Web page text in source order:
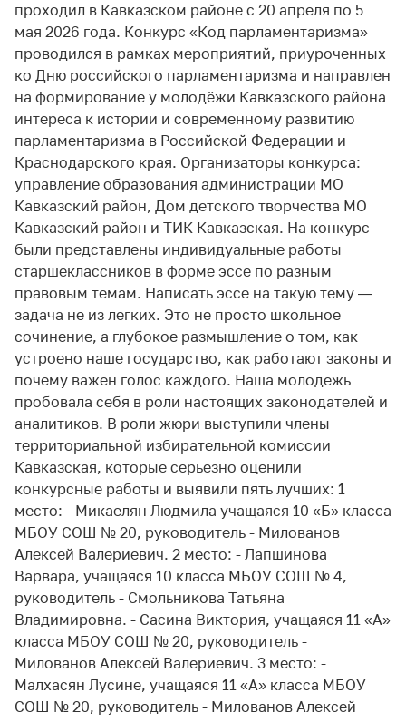
проходил в Кавказском районе с 20 апреля по 5
мая 2026 года. Конкурс «Код парламентаризма»
проводился в рамках мероприятий, приуроченных
ко Дню российского парламентаризма и направлен
на формирование у молодёжи Кавказского района
интереса к истории и современному развитию
парламентаризма в Российской Федерации и
Краснодарского края. Организаторы конкурса:
управление образования администрации МО
Кавказский район, Дом детского творчества МО
Кавказский район и ТИК Кавказская. На конкурс
были представлены индивидуальные работы
старшеклассников в форме эссе по разным
правовым темам. Написать эссе на такую тему —
задача не из легких. Это не просто школьное
сочинение, а глубокое размышление о том, как
устроено наше государство, как работают законы и
почему важен голос каждого. Наша молодежь
пробовала себя в роли настоящих законодателей и
аналитиков. В роли жюри выступили члены
территориальной избирательной комиссии
Кавказская, которые серьезно оценили
конкурсные работы и выявили пять лучших: 1
место: - Микаелян Людмила учащаяся 10 «Б» класса
МБОУ СОШ № 20, руководитель - Милованов
Алексей Валериевич. 2 место: - Лапшинова
Варвара, учащаяся 10 класса МБОУ СОШ № 4,
руководитель - Смольникова Татьяна
Владимировна. - Сасина Виктория, учащаяся 11 «А»
класса МБОУ СОШ № 20, руководитель -
Милованов Алексей Валериевич. 3 место: -
Малхасян Лусине, учащаяся 11 «А» класса МБОУ
СОШ № 20, руководитель - Милованов Алексей